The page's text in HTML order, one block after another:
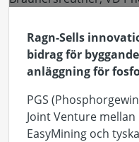
Ragn-Sells
bidrag för
anläggning för
PGS
Joint Venture
EasyMining och